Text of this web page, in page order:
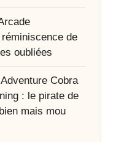
de
oubliées
Cobra
: le pirate de
mais mou